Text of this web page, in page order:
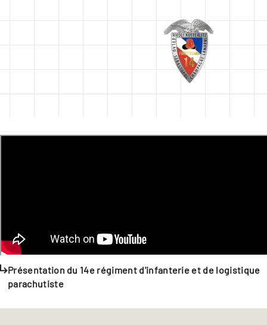
Présentation du 14e régiment d'infanterie et de logistique
parachutiste